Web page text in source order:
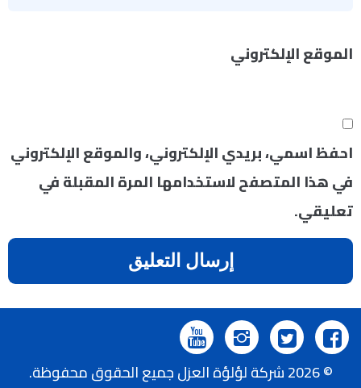
الموقع الإلكتروني
احفظ اسمي، بريدي الإلكتروني، والموقع الإلكتروني
في هذا المتصفح لاستخدامها المرة المقبلة في
تعليقي.
تابعناتابعناتابعناتابعنا
© 2026 شركة لؤلؤة العزل جميع الحقوق محفوظة.